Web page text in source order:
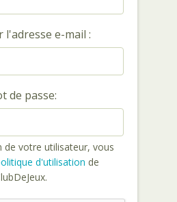
l'adresse e-mail :
de passe:
de votre utilisateur, vous
d'utilisation de